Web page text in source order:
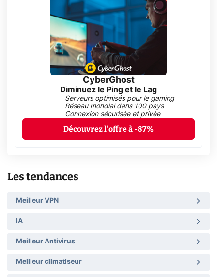
CyberGhost
Diminuez le Ping et le Lag
Serveurs optimisés pour le gaming
Réseau mondial dans 100 pays
Connexion sécurisée et privée
Découvrez l'offre à -87%
Les tendances
Meilleur VPN
IA
Meilleur Antivirus
Meilleur climatiseur